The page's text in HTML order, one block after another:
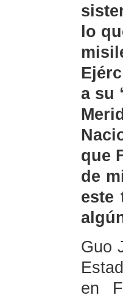
lo
a su
que
de
este
Guo
en